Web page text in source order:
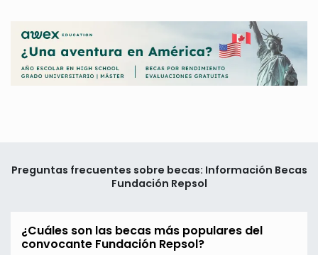
Preguntas frecuentes sobre becas: Información Becas
Fundación Repsol
¿Cuáles son las becas más populares del
convocante Fundación Repsol?